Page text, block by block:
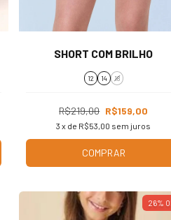
SHORT COM BRILHO
12 14 18
R$219,00 R$159,00
3 x de R$53,00 sem juros
COMPRAR
26%